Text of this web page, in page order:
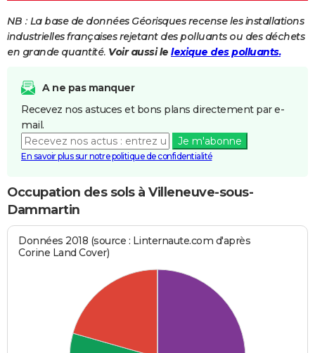
NB : La base de données Géorisques recense les installations
industrielles françaises rejetant des polluants ou des déchets
en grande quantité. Voir aussi le lexique des polluants.
A ne pas manquer
Recevez nos astuces et bons plans directement par e-
mail.
Je m'abonne
En savoir plus sur notre politique de confidentialité
Occupation des sols à Villeneuve-sous-
Dammartin
Données 2018 (source : Linternaute.com d'après
Corine Land Cover)